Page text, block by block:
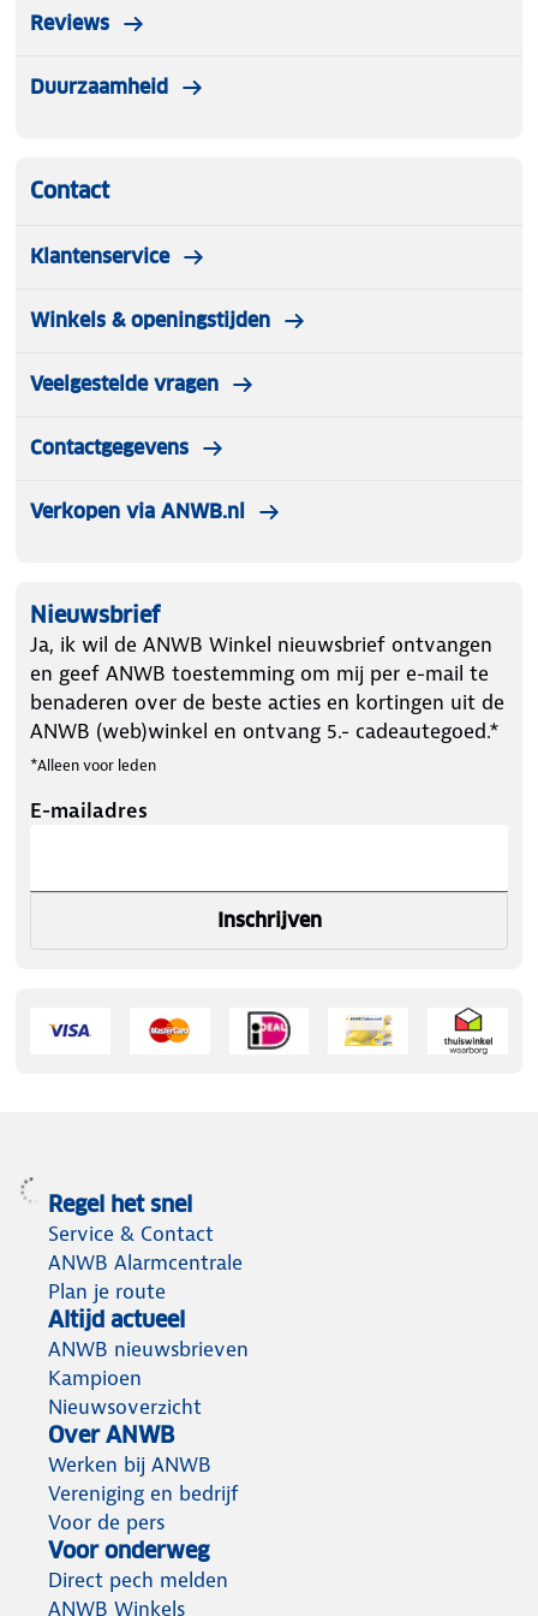
Reviews
Duurzaamheid
Contact
Klantenservice
Winkels & openingstijden
Veelgestelde vragen
Contactgegevens
Verkopen via ANWB.nl
Nieuwsbrief
Ja, ik wil de ANWB Winkel nieuwsbrief ontvangen
en geef ANWB toestemming om mij per e-mail te
benaderen over de beste acties en kortingen uit de
ANWB (web)winkel en ontvang 5.- cadeautegoed.*
*Alleen voor leden
E-mailadres
Inschrijven
Regel het snel
Service & Contact
ANWB Alarmcentrale
Plan je route
Altijd actueel
ANWB nieuwsbrieven
Kampioen
Nieuwsoverzicht
Over ANWB
Werken bij ANWB
Vereniging en bedrijf
Voor de pers
Voor onderweg
Direct pech melden
ANWB Winkels